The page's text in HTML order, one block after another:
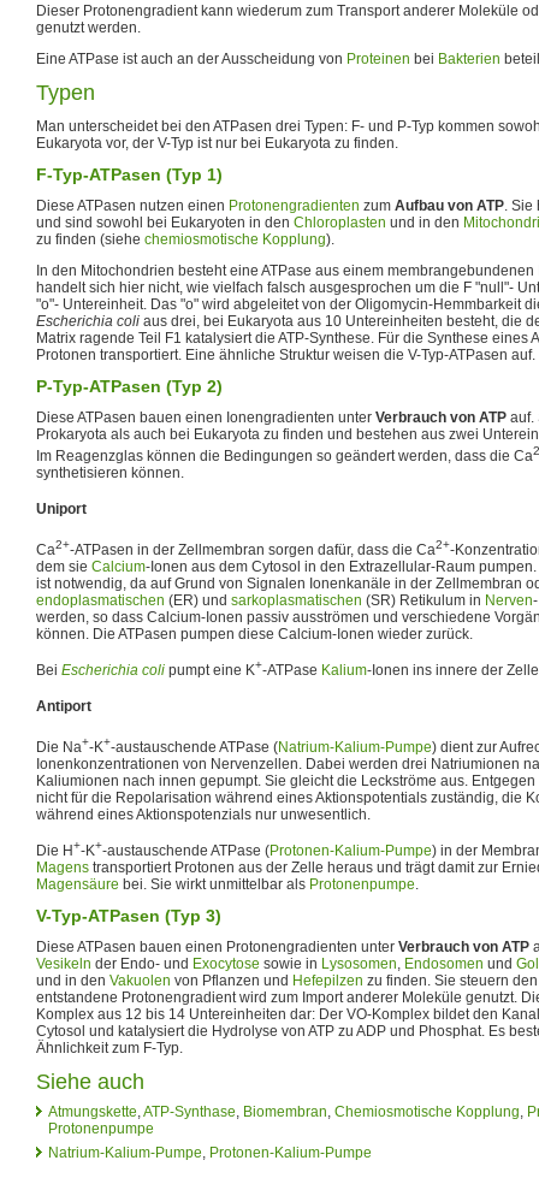
Dieser Protonengradient kann wiederum zum Transport anderer Moleküle
genutzt werden.
Eine ATPase ist auch an der Ausscheidung von Proteinen bei Bakterien
Typen
Man unterscheidet bei den ATPasen drei Typen: F- und P-Typ kommen
Eukaryota vor, der V-Typ ist nur bei Eukaryota zu finden.
F-Typ-ATPasen (Typ 1)
Diese ATPasen nutzen einen Protonengradienten zum Aufbau von ATP. Sie
und sind sowohl bei Eukaryoten in den Chloroplasten und in den
zu finden (siehe chemiosmotische Kopplung).
In den Mitochondrien besteht eine ATPase aus einem membrangebundenen
handelt sich hier nicht, wie vielfach falsch ausgesprochen um die F "null"-
"o"- Untereinheit. Das "o" wird abgeleitet von der Oligomycin-Hemmbarkeit
Escherichia coli aus drei, bei Eukaryota aus 10 Untereinheiten besteht, die
Matrix ragende Teil F1 katalysiert die ATP-Synthese. Für die Synthese eines
Protonen transportiert. Eine ähnliche Struktur weisen die V-Typ-ATPasen auf.
P-Typ-ATPasen (Typ 2)
Diese ATPasen bauen einen Ionengradienten unter Verbrauch von ATP auf.
Prokaryota als auch bei Eukaryota zu finden und bestehen aus zwei
Im Reagenzglas können die Bedingungen so geändert werden, dass die Ca
synthetisieren können.
Uniport
Ca2+-ATPasen in der Zellmembran sorgen dafür, dass die Ca2+-
dem sie Calcium-Ionen aus dem Cytosol in den Extrazellular-Raum
ist notwendig, da auf Grund von Signalen Ionenkanäle in der Zellmembran
endoplasmatischen (ER) und sarkoplasmatischen (SR) Retikulum in Nerven
werden, so dass Calcium-Ionen passiv ausströmen und verschiedene
können. Die ATPasen pumpen diese Calcium-Ionen wieder zurück.
Bei Escherichia coli pumpt eine K+-ATPase Kalium-Ionen ins innere der
Antiport
Die Na+-K+-austauschende ATPase (Natrium-Kalium-Pumpe) dient zur
Ionenkonzentrationen von Nervenzellen. Dabei werden drei Natriumionen
Kaliumionen nach innen gepumpt. Sie gleicht die Leckströme aus.
nicht für die Repolarisation während eines Aktionspotentials zuständig, die
während eines Aktionspotenzials nur unwesentlich.
Die H+-K+-austauschende ATPase (Protonen-Kalium-Pumpe) in der
Magens transportiert Protonen aus der Zelle heraus und trägt damit zur
Magensäure bei. Sie wirkt unmittelbar als Protonenpumpe
V-Typ-ATPasen (Typ 3)
Diese ATPasen bauen einen Protonengradienten unter Verbrauch von ATP
Vesikeln der Endo- und Exocytose sowie in Lysosomen Endosomen und
und in den Vakuolen von Pflanzen und Hefepilzen zu finden. Sie steuern
entstandene Protonengradient wird zum Import anderer Moleküle genutzt.
Komplex aus 12 bis 14 Untereinheiten dar: Der VO-Komplex bildet den
Cytosol und katalysiert die Hydrolyse von ATP zu ADP und Phosphat. Es
Ähnlichkeit zum F-Typ.
Siehe auch
Atmungskette ATP-Synthase Biomembran Chemiosmotische Kopplung
Protonenpumpe
Natrium-Kalium-Pumpe Protonen-Kalium-Pumpe